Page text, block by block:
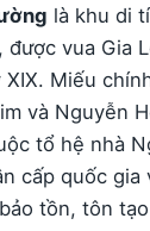
là khu di
vua Gia
Miếu
và Nguyễn
tổ hệ nhà
cấp quốc gia
tồn, tôn